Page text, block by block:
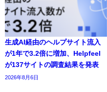
生成AI経由のヘルプサイト流入
が1年で3.2倍に増加、Helpfeel
が137サイトの調査結果を発表
2026年8月6日